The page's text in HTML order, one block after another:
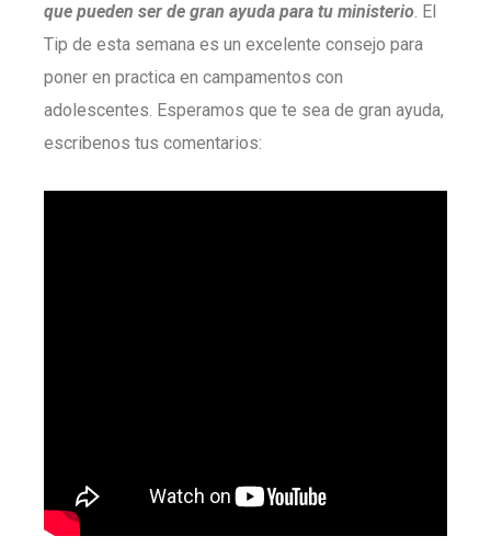
que pueden ser de gran ayuda para tu ministerio. El
Tip de esta semana es un excelente consejo para
poner en practica en campamentos con
adolescentes. Esperamos que te sea de gran ayuda,
escribenos tus comentarios: